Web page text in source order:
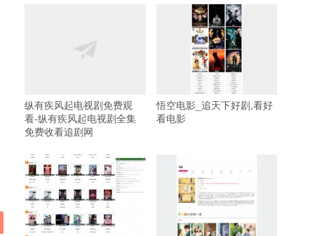
纵有疾风起电视剧免费观
看-纵有疾风起电视剧全集
免费收看追剧网
悟空电影_追天下好剧,看好
看电影